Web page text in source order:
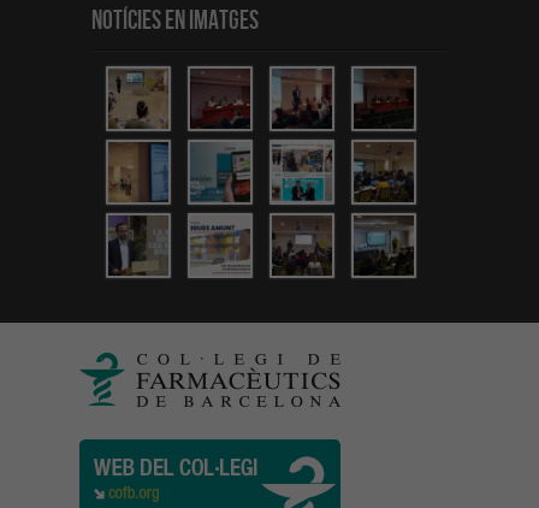
Notícies en Imatges